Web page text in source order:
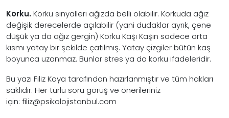
Korku.Korku sinyalleri ağızda belli olabilir. Korkuda ağız
değişik derecelerde açılabilir (yani dudaklar ayrık, çene
düşük ya da ağız gergin) Korku Kaşı Kaşın sadece orta
kısmı yatay bir şekilde çatılmış. Yatay çizgiler bütün kaş
boyunca uzanmaz. Bunlar stres ya da korku ifadeleridir.
Bu yazı Filiz Kaya tarafından hazırlanmıştır ve tüm hakları
saklıdır. Her türlü soru görüş ve önerileriniz
için: filiz@psikolojistanbul.com